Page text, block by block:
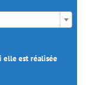
elle est réalisée